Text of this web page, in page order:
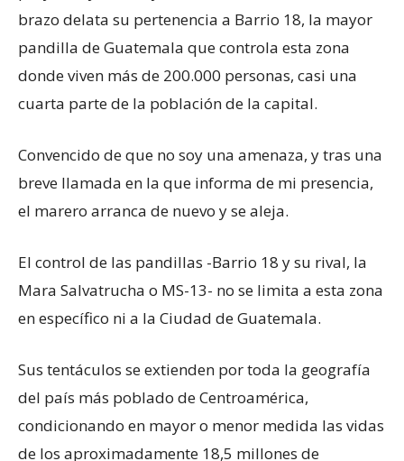
brazo delata su pertenencia a Barrio 18, la mayor
pandilla de Guatemala que controla esta zona
donde viven más de 200.000 personas, casi una
cuarta parte de la población de la capital.
Convencido de que no soy una amenaza, y tras una
breve llamada en la que informa de mi presencia,
el marero arranca de nuevo y se aleja.
El control de las pandillas -Barrio 18 y su rival, la
Mara Salvatrucha o MS-13- no se limita a esta zona
en específico ni a la Ciudad de Guatemala.
Sus tentáculos se extienden por toda la geografía
del país más poblado de Centroamérica,
condicionando en mayor o menor medida las vidas
de los aproximadamente 18,5 millones de